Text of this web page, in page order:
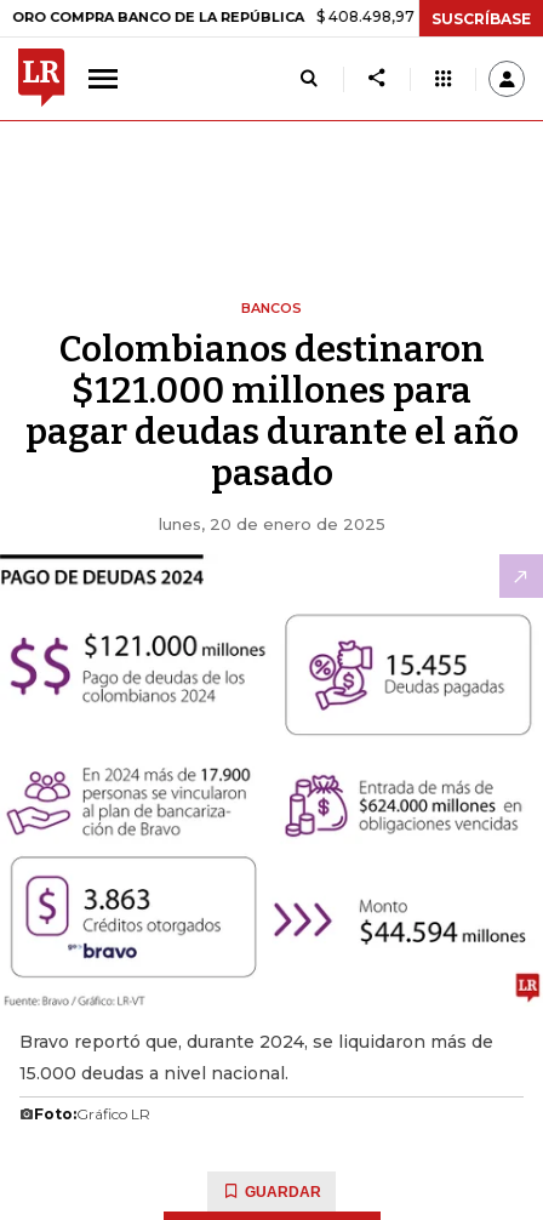
BANCO DE LA REPÚBLICA $ 408.498,97 +$ 8.753,81 +2,19%
SUSCRÍBASE
BANCOS
Colombianos destinaron
$121.000 millones para
pagar deudas durante el año
pasado
lunes, 20 de enero de 2025
Bravo reportó que, durante 2024, se liquidaron más de
15.000 deudas a nivel nacional.
Foto:Gráfico LR
GUARDAR